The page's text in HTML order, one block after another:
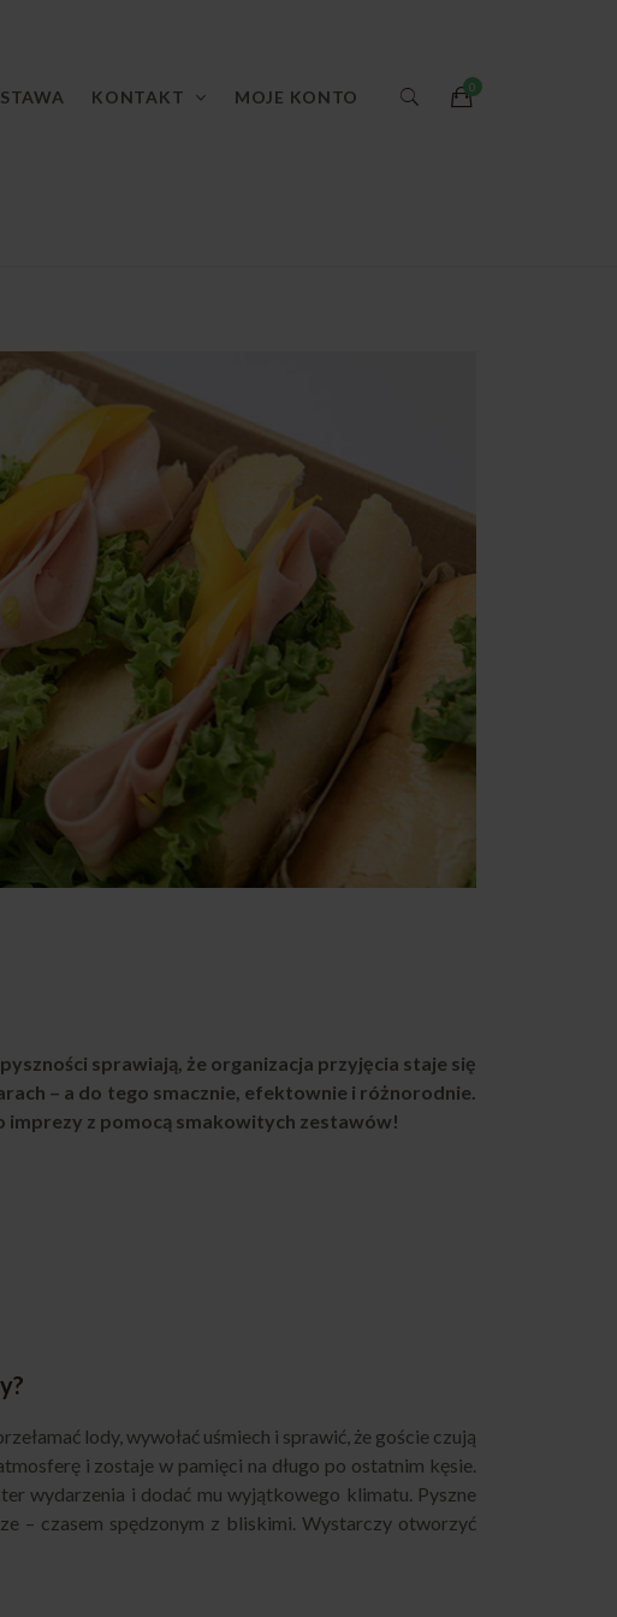
KONTAKT MOJE KONTO
sprawiają, że organizacja przyjęcia staje się
– a do tego smacznie, efektownie i różnorodnie.
z pomocą smakowitych zestawów!
lody, wywołać uśmiech i sprawić, że goście czują
i zostaje w pamięci na długo po ostatnim kęsie.
wydarzenia i dodać mu wyjątkowego klimatu. Pyszne
– czasem spędzonym z bliskimi. Wystarczy otworzyć